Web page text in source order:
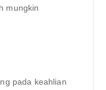
mungkin
pada keahlian